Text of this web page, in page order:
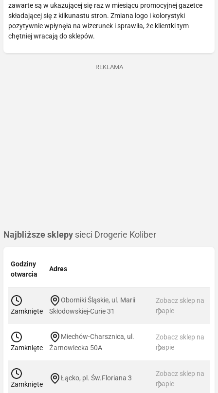
zawarte są w ukazującej się raz w miesiącu promocyjnej gazetce
składającej się z kilkunastu stron. Zmiana logo i kolorystyki
pozytywnie wpłynęła na wizerunek i sprawiła, że klientki tym
chętniej wracają do sklepów.
REKLAMA
Najbliższe sklepy sieci Drogerie Koliber
Godziny
otwarcia
Adres
Zamknięte
Oborniki Śląskie, ul. Marii
Skłodowskiej-Curie 31
Zobacz sklep na
mapie
Zamknięte
Miechów-Charsznica, ul.
Żarnowiecka 50A
Zobacz sklep na
mapie
Zamknięte
Łącko, pl. Św.Floriana 3
Zobacz sklep na
mapie